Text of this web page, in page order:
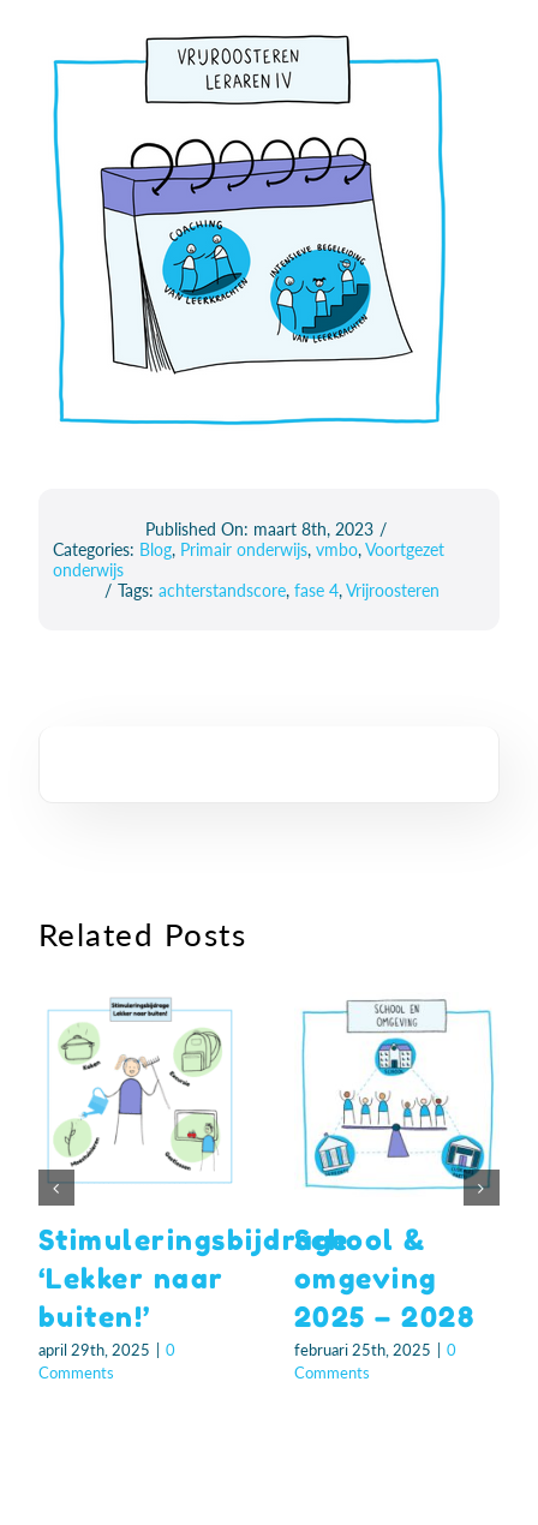
Published On: maart 8th, 2023 /
Categories: Blog, Primair onderwijs, vmbo,Voortgezet
onderwijs
/ Tags: achterstandscore, fase 4,Vrijroosteren
Related Posts
Stimuleringsbijdrage
‘Lekker naar
buiten!’
april 29th, 2025
0
Comments
School &
omgeving
2025 – 2028
februari 25th, 2025
0
Comments